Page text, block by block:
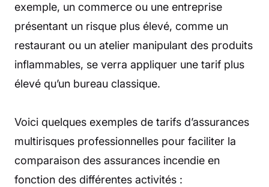
exemple, un commerce ou une entreprise
présentant un risque plus élevé, comme un
restaurant ou un atelier manipulant des produits
inflammables, se verra appliquer une tarif plus
élevé qu’un bureau classique.
Voici quelques exemples de tarifs d’assurances
multirisques professionnelles pour faciliter la
comparaison des assurances incendie en
fonction des différentes activités :